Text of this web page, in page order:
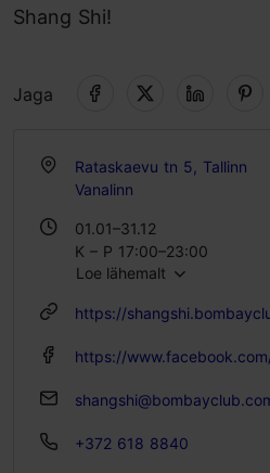
Shang Shi!
Jaga
Rataskaevu tn 5, Tallinn
Vanalinn
01.01–31.12
K – P 17:00–23:00
Loe lähemalt
https://
https://
+372 618 8840